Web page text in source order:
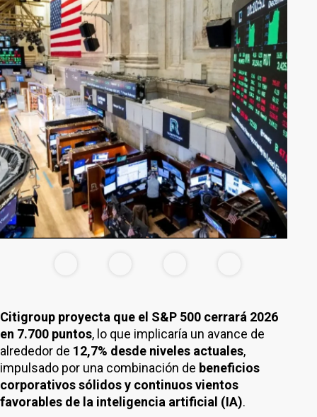
Citigroup proyecta que el S&P 500 cerrará 2026
en 7.700 puntos, lo que implicaría un avance de
alrededor de 12,7% desde niveles actuales,
impulsado por una combinación de beneficios
corporativos sólidos y continuos vientos
favorables de la inteligencia artificial (IA).